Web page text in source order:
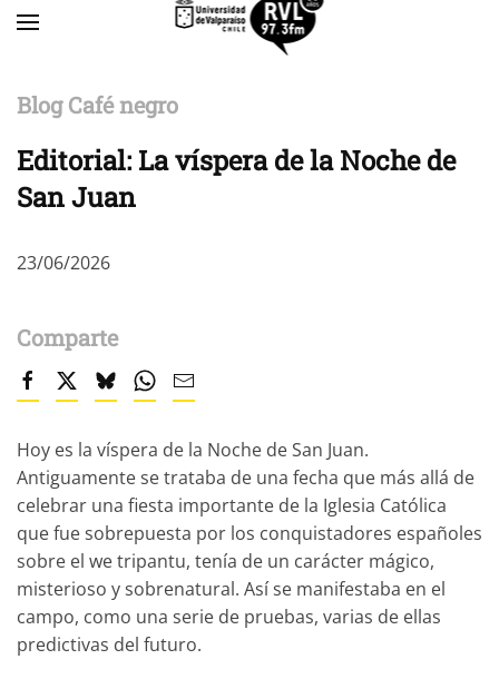
Blog Café negro
Editorial: La víspera de la Noche de
San Juan
23/06/2026
Comparte
Hoy es la víspera de la Noche de San Juan.
Antiguamente se trataba de una fecha que más allá de
celebrar una fiesta importante de la Iglesia Católica
que fue sobrepuesta por los conquistadores españoles
sobre el we tripantu, tenía de un carácter mágico,
misterioso y sobrenatural. Así se manifestaba en el
campo, como una serie de pruebas, varias de ellas
predictivas del futuro.